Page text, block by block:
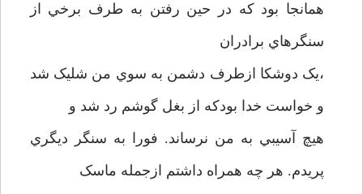
همانجا بود که در حين رفتن به طرف برخي از
سنگرهاي برادران
،يک دوشکا ازطرف دشمن به سوي من شليک شد
و خواست خدا بودکه از بغل گوشم رد شد و
هيچ آسيبي به من نرساند. فورا به سنگر ديگري
پريدم. هر چه همراه داشتم ازجمله ماسک